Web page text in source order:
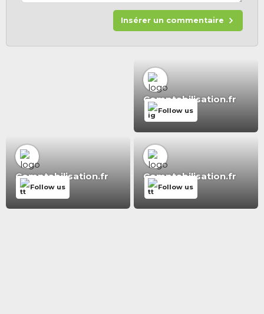
Insérer un commentaire
Comptabilisation.fr
Follow us
Comptabilisation.fr
Follow us
Comptabilisation.fr
Follow us